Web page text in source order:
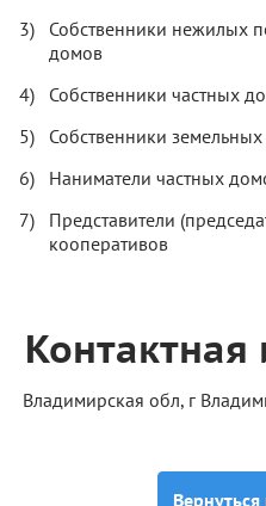
Собственники нежилых
домов
Собственники частных
Собственники земельных
Наниматели частных
Представители
кооперативов
Владимирская обл, г